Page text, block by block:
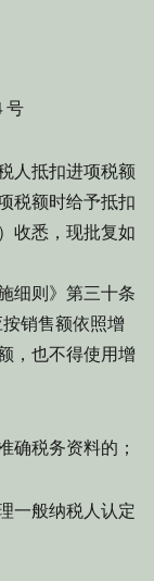
号
人抵扣进项税额
税额时给予抵扣
收悉，现批复如
则》第三十条
销售额依照增
，也不得使用增
确税务资料的；
一般纳税人认定